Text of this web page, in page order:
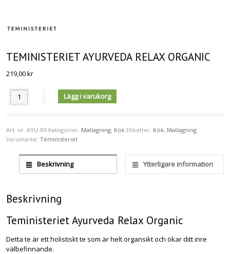
TEMINISTERIET AYURVEDA RELAX ORGANIC
219,00kr
Antal Lägg i varukorg
Art. nr.AYU-RX Kategorier: Matlagning, Kök Etiketter: Kök, Matlagning
Varumärke:Teministeriet
Beskrivning Ytterligare information
Beskrivning
Teministeriet Ayurveda Relax Organic
Detta te är ett holistiskt te som är helt organsikt och ökar ditt inre
välbefinnande.